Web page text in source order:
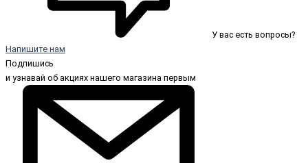
У вас есть вопросы?
Напишите нам
Подпишись
и узнавай об акциях нашего магазина первым